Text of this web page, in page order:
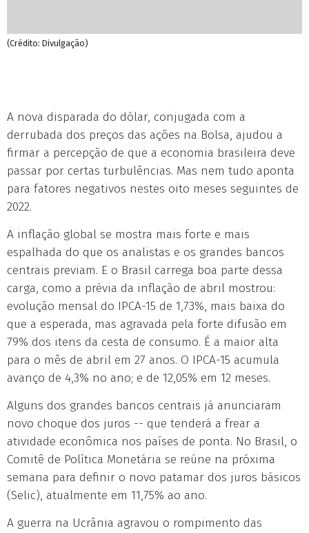
(Crédito: Divulgação)
A nova disparada do dólar, conjugada com a
derrubada dos preços das ações na Bolsa, ajudou a
firmar a percepção de que a economia brasileira deve
passar por certas turbulências. Mas nem tudo aponta
para fatores negativos nestes oito meses seguintes de
2022.
A inflação global se mostra mais forte e mais
espalhada do que os analistas e os grandes bancos
centrais previam. E o Brasil carrega boa parte dessa
carga, como a prévia da inflação de abril mostrou:
evolução mensal do IPCA-15 de 1,73%, mais baixa do
que a esperada, mas agravada pela forte difusão em
79% dos itens da cesta de consumo. É a maior alta
para o mês de abril em 27 anos. O IPCA-15 acumula
avanço de 4,3% no ano; e de 12,05% em 12 meses.
Alguns dos grandes bancos centrais já anunciaram
novo choque dos juros -- que tenderá a frear a
atividade econômica nos países de ponta. No Brasil, o
Comitê de Política Monetária se reúne na próxima
semana para definir o novo patamar dos juros básicos
(Selic), atualmente em 11,75% ao ano.
A guerra na Ucrânia agravou o rompimento das